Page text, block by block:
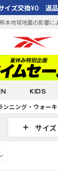
イズ交換¥0 返
熊本地域地震の影響に
KIDS
ンニング・ウォー
サイズ